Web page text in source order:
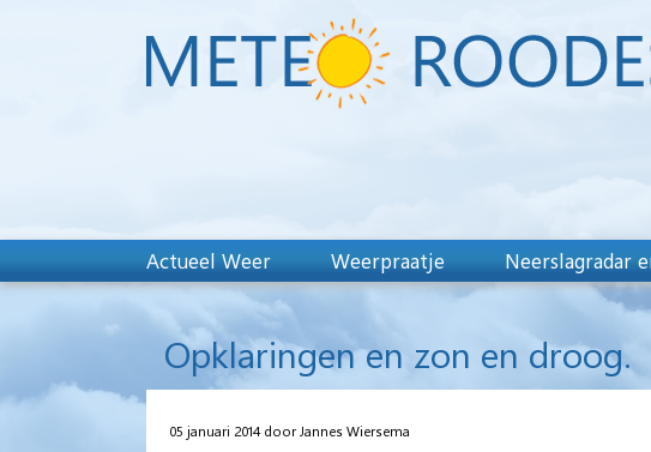
Actueel Weer Weerpraatje Neerslagradar
Opklaringen en zon en droog.
05 januari 2014 door Jannes Wiersema